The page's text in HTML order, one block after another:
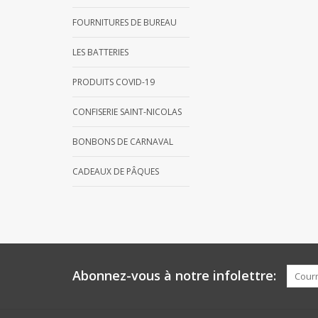
FOURNITURES DE BUREAU
LES BATTERIES
PRODUITS COVID-19
CONFISERIE SAINT-NICOLAS
BONBONS DE CARNAVAL
CADEAUX DE PÂQUES
Abonnez-vous à notre infolettre: